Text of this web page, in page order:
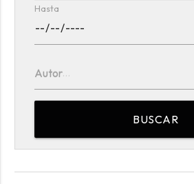
Hasta
Autor
BUSCAR